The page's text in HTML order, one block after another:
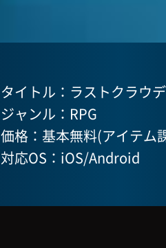
タイトル：ラストクラウ
ジャンル：RPG
価格：基本無料(アイテム
対応OS：iOS/Android